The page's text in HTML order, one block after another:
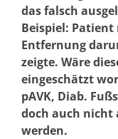
das falsch
Beispiel: Patient
Entfernung
zeigte. Wäre
eingeschätzt
pAVK, Diab.
doch auch nicht
werden.